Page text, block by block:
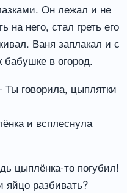
Он лежал и не
него, стал греть его
Ваня заплакал и с
в огород.
говорила, цыплятки
и всплеснула
цыплёнка-то погубил!
разбивать?